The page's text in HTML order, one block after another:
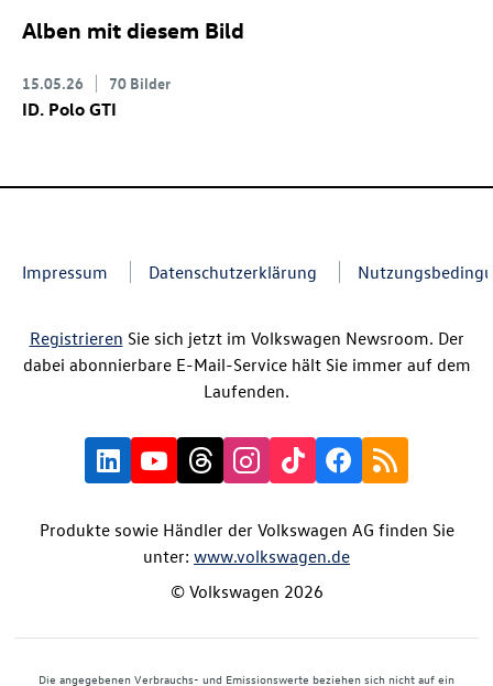
Alben mit diesem Bild
15.05.26 70 Bilder
ID. Polo GTI
Impressum Datenschutzerklärung
Registrieren Sie sich jetzt im Volkswagen Newsroom. Der
dabei abonnierbare E-Mail-Service hält Sie immer auf dem
Laufenden.
Produkte sowie Händler der Volkswagen AG finden Sie
unter: www.volkswagen.de
© Volkswagen 2026
Die angegebenen Verbrauchs- und Emissionswerte beziehen sich nicht auf ein